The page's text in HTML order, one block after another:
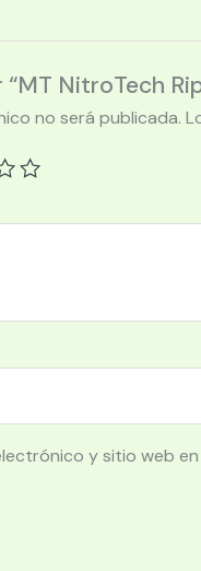
NitroTech
no será publicada.
y sitio web